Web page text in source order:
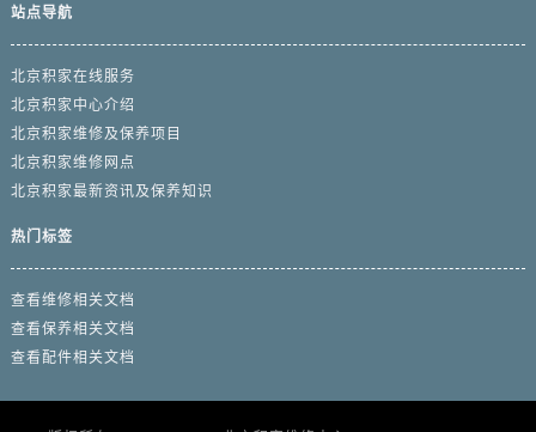
站点导航
北京积家在线服务
北京积家中心介绍
北京积家维修及保养项目
北京积家维修网点
北京积家最新资讯及保养知识
热门标签
查看维修相关文档
查看保养相关文档
查看配件相关文档